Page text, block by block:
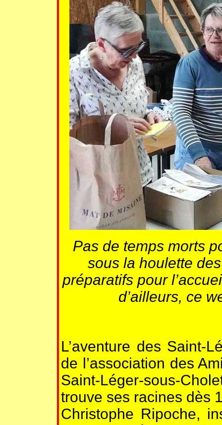
Pas de temps morts
sous la houlette
préparatifs pour
d’ailleurs, ce
L’aventure des Saint-
de l’association des
Saint-Léger-sous-
trouve ses racines dès
Christophe Ripoche,